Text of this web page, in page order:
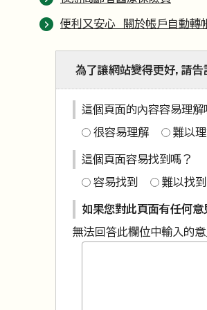
便利又安心 關於帳戶自動轉
為了讓網站變得更好，請告
這個頁面的內容容易理解
很容易理解 難以
這個頁面容易找到嗎？
容易找到 難以找到
如果您對此頁面有任何意
無法回答此欄位中輸入的意